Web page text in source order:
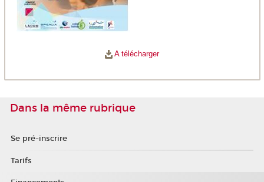
A télécharger
Dans la même rubrique
Se pré-inscrire
Tarifs